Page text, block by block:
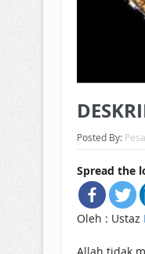
Posted By:
Spread the
Oleh : Ustaz